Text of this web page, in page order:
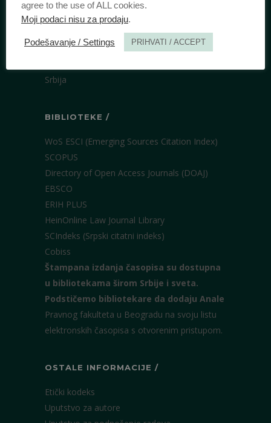
IZDAVAČ /
Pravni fakultet Univerziteta u Beogradu
Bulevar kralja Aleksandra 67
Srbija
BIBLIOTEKE /
WoS ESCI (Emerging Sources Citation Index)
SCOPUS
Directory of Open Access Journals (DOAJ)
EBSCO
ERIH PLUS
HeinOnline Law Journal Library
SCIndeks (Srpski citatni indeks)
Cobiss
Štampana izdanja časopisa su dostupna
u bibliotekama širom Srbije i sveta.
Podstičemo bibliotekare da dodaju Anale
Pravnog fakulteta u Beogradu na svoju listu
elektronskih časopisa s otvorenim pristupom.
OSTALE INFORMACIJE /
Etički kodeks
Uputstvo za autore
agree to the use of ALL cookies.
Moji podaci nisu za prodaju.
Podešavanje / Settings PRIHVATI / ACCEPT